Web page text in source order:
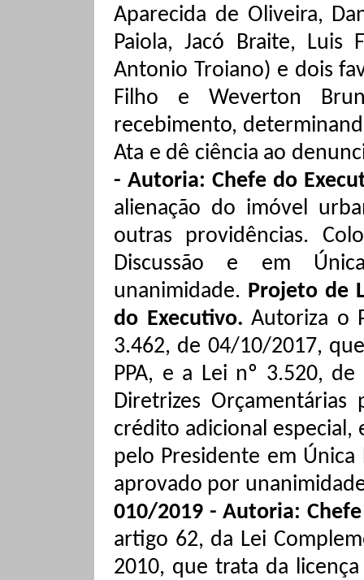
Aparecida de Oliveira,
Paiola, Jacó Braite, Luis
Antonio Troiano) e dois
Filho e Weverton
recebimento,
Ata e dê ciência ao
- Autoria: Chefe do
alienação do imóvel
outras providências.
Discussão e em
unanimidade. Projeto de
do Executivo.Autoriza o
3.462, de 04/10/2017,
PPA, e a Lei nº 3.520,
Diretrizes
crédito adicional
pelo Presidente em Única
aprovado por
010/2019 - Autoria:
artigo 62, da Lei
2010, que trata da